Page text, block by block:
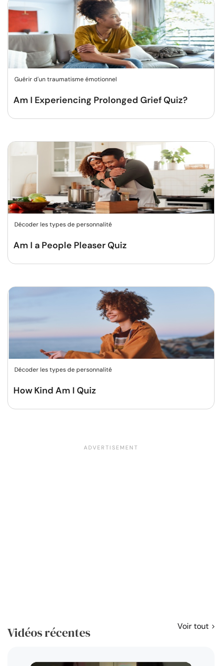
Guérir d'un traumatisme émotionnel
Am I Experiencing Prolonged Grief Quiz?
Décoder les types de personnalité
Am I a People Pleaser Quiz
Décoder les types de personnalité
How Kind Am I Quiz
Vidéos récentes Voir tout